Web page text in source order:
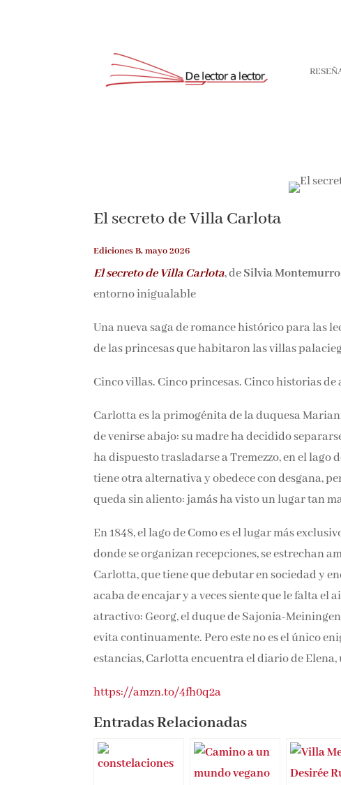
El secreto de Villa Carlota
Ediciones B, mayo 2026
El secreto de Villa Carlota, deSilvia Montemurro
entorno inigualable
Una nueva saga de romance histórico para las
de las princesas que habitaron las villas
Cinco villas. Cinco princesas. Cinco historias
Carlotta es la primogénita de la duquesa
de venirse abajo: su madre ha decidido
ha dispuesto trasladarse a Tremezzo, en el lago
tiene otra alternativa y obedece con desgana,
queda sin aliento: jamás ha visto un lugar tan
En 1848, el lago de Como es el lugar más
donde se organizan recepciones, se estrechan
Carlotta, que tiene que debutar en sociedad y
acaba de encajar y a veces siente que le falta el
atractivo: Georg, el duque de Sajonia-
evita continuamente. Pero este no es el único
estancias, Carlotta encuentra el diario de
https://amzn.to/4fh0q2a
Entradas Relacionadas